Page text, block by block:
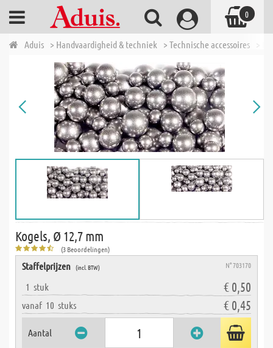
Aduis > Handvaardigheid & techniek > Technische accessoires >
Kogels, Ø 12,7 mm
(3 Beoordelingen)
Staffelprijzen (incl. BTW) N° 703170
1 stuk € 0,50
vanaf 10 stuks € 0,45
Aantal
0